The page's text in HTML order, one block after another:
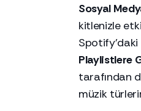
Sosyal
kitlenizle
Spotify'daki
Playlistlere
tarafından
müzik